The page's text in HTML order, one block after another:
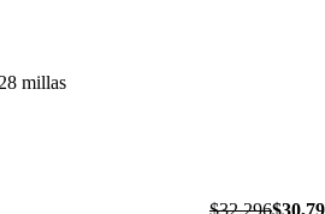
millas
$32,296